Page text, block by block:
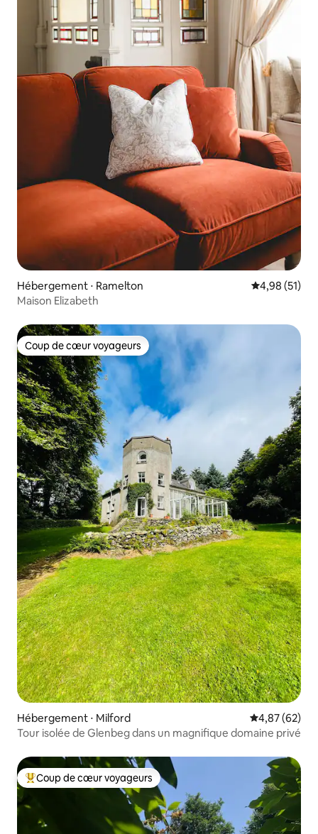
Hébergement ⋅ Ramelton Évaluation
4,98 (51)
Maison Elizabeth
Coup de cœur voyageurs
Coup de cœur voyageurs
Hébergement ⋅ Milford Évaluation
4,87 (62)
Tour isolée de Glenbeg dans un magnifique domaine privé
Coups de cœur voyageurs les plus appréciés
Coup de cœur voyageurs